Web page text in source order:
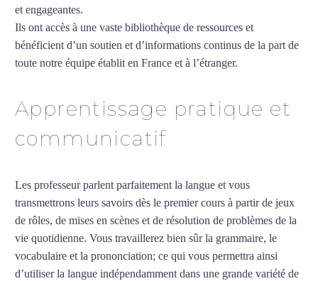
et engageantes.
Ils ont accès à une vaste bibliothèque de ressources et
bénéficient d’un soutien et d’informations continus de la part de
toute notre équipe établit en France et à l’étranger.
Apprentissage pratique et
communicatif
Les professeur parlent parfaitement la langue et vous
transmettrons leurs savoirs dès le premier cours à partir de jeux
de rôles, de mises en scènes et de résolution de problèmes de la
vie quotidienne. Vous travaillerez bien sûr la grammaire, le
vocabulaire et la prononciation; ce qui vous permettra ainsi
d’utiliser la langue indépendamment dans une grande variété de